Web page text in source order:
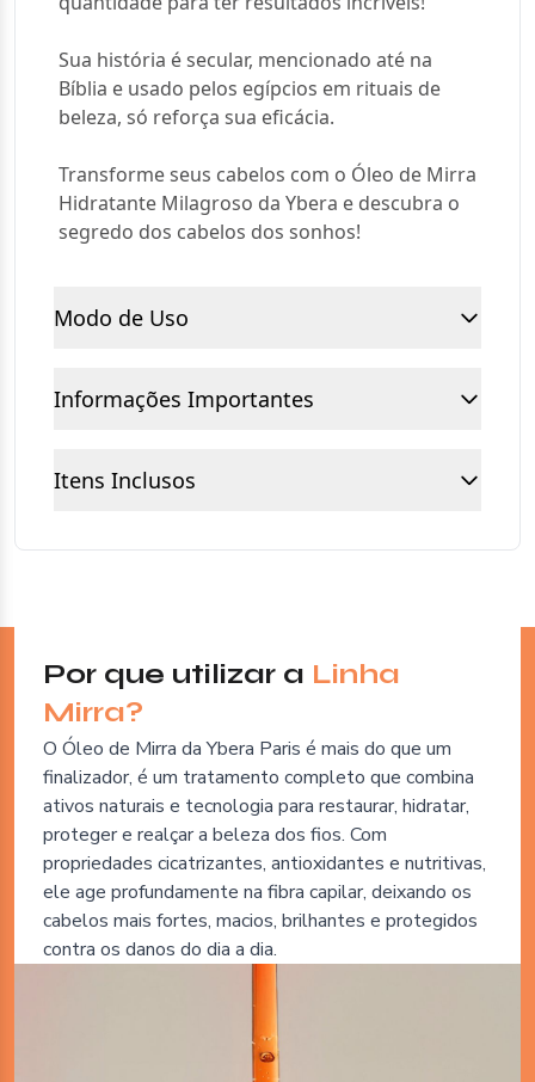
Sua história é secular, mencionado até na
Bíblia e usado pelos egípcios em rituais de
beleza, só reforça sua eficácia.
Transforme seus cabelos com o Óleo de Mirra
Hidratante Milagroso da Ybera e descubra o
segredo dos cabelos dos sonhos!
Modo de Uso
Informações Importantes
Itens Inclusos
Por que utilizar a Linha
Mirra?
O Óleo de Mirra da Ybera Paris é mais do que um
finalizador, é um tratamento completo que combina
ativos naturais e tecnologia para restaurar, hidratar,
proteger e realçar a beleza dos fios. Com
propriedades cicatrizantes, antioxidantes e nutritivas,
ele age profundamente na fibra capilar, deixando os
cabelos mais fortes, macios, brilhantes e protegidos
contra os danos do dia a dia.